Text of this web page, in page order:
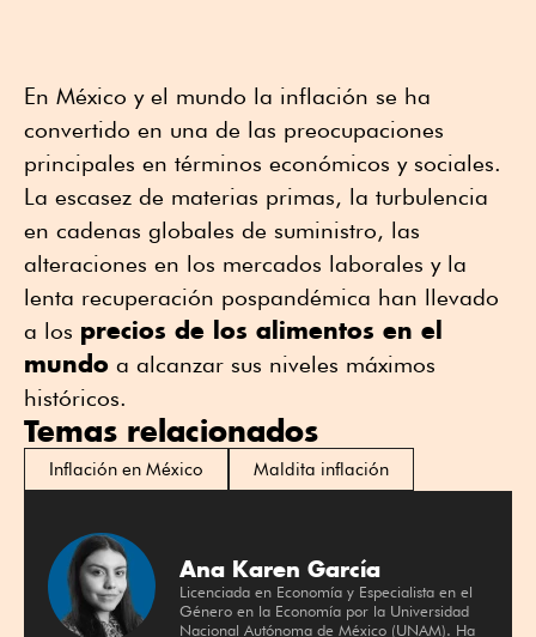
En México y el mundo la inflación se ha
convertido en una de las preocupaciones
principales en términos económicos y sociales.
La escasez de materias primas, la turbulencia
en cadenas globales de suministro, las
alteraciones en los mercados laborales y la
lenta recuperación pospandémica han llevado
a los precios de los alimentos en el
mundo a alcanzar sus niveles máximos
históricos.
Temas relacionados
Inflación en México Maldita inflación
Ana Karen García
Licenciada en Economía y Especialista en el
Género en la Economía por la Universidad
Nacional Autónoma de México (UNAM). Ha